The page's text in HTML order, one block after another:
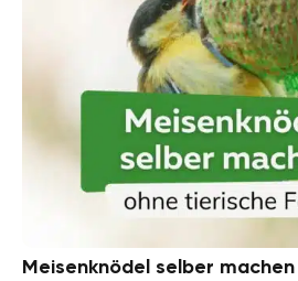
Meisenknödel selber